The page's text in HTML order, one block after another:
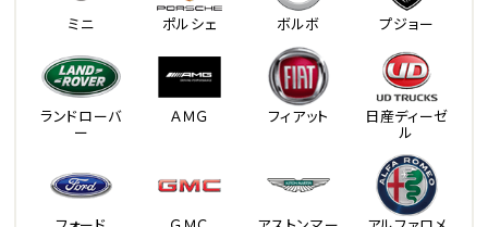
ミニ ポルシェ ボルボ プジョー
ランドローバ
ー
ＡＭＧ フィアット 日産ディーゼ
ル